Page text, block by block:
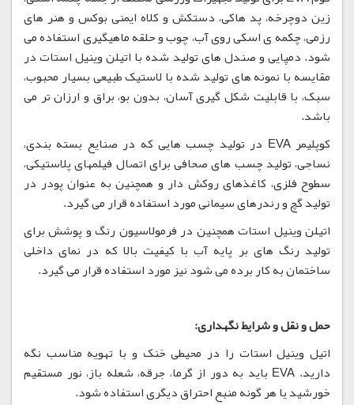
زین دوچرخه، پد هاکی، دستکش و کلاه ایمنی بوکس و هنر های
رزمی، چکمه ی اسکی روی آب، چوب و حلقه ماهیگیری استفاده می
شود. دمپایی و صندل های تولید شده با اتیلن وینیل استات در
مقایسه با نمونه های تولید شده با لاستیک طبیعی بسیار محبوب،
سبک، با قابلیت شکل گیری آسان، بدون بو، براق و ارزان تر می
باشد.
کوپلیمر EVA در تولید چسب هایی که در صنایع بسته بندی،
نساجی، تولید چسب های صحافی برای اتصال فیلمهای پلاستیکی،
سطوح فلزی، کاغذهای روکش دار و همچنین به عنوان پودر در
تولید گچ و رندرهای سیمانی مورد استفاده قرار می گیرد.
اتیلن وینیل استات همچنین در فرمولاسیون رنگ و پوشش برای
تولید رنگ های بر پایه آب با کیفیت بالا که در نمای داخلی
ساختمان به کار برده می شود نیز مورد استفاده قرار می گیرد.
حمل و نقل و شرایط نگهداری:
اتیل وینیل استات را در محیطی خنک و با تهویه مناسب نگه
دارید. EVA باید به دور از گرما، جرقه، شعله باز، نور مستقیم
خورشید یا هر گونه منبع احتراق دیگری استفاده شود.